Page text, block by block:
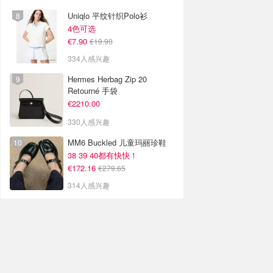
Uniqlo 平纹针织Polo衫
4色可选
€7.90 €19.90
334人感兴趣
Hermes Herbag Zip 20
Retourné 手袋
€2210.00
330人感兴趣
MM6 Buckled 儿童玛丽珍鞋
38 39 40都有快快！
€172.16 €279.65
314人感兴趣